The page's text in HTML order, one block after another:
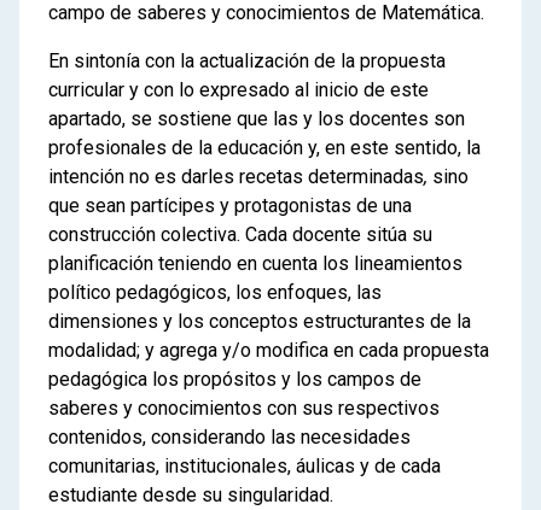
campo de saberes y conocimientos de Matemática.
En sintonía con la actualización de la propuesta
curricular y con lo expresado al inicio de este
apartado, se sostiene que las y los docentes son
profesionales de la educación y, en este sentido, la
intención no es darles recetas determinadas, sino
que sean partícipes y protagonistas de una
construcción colectiva. Cada docente sitúa su
planificación teniendo en cuenta los lineamientos
político pedagógicos, los enfoques, las
dimensiones y los conceptos estructurantes de la
modalidad; y agrega y/o modifica en cada propuesta
pedagógica los propósitos y los campos de
saberes y conocimientos con sus respectivos
contenidos, considerando las necesidades
comunitarias, institucionales, áulicas y de cada
estudiante desde su singularidad.